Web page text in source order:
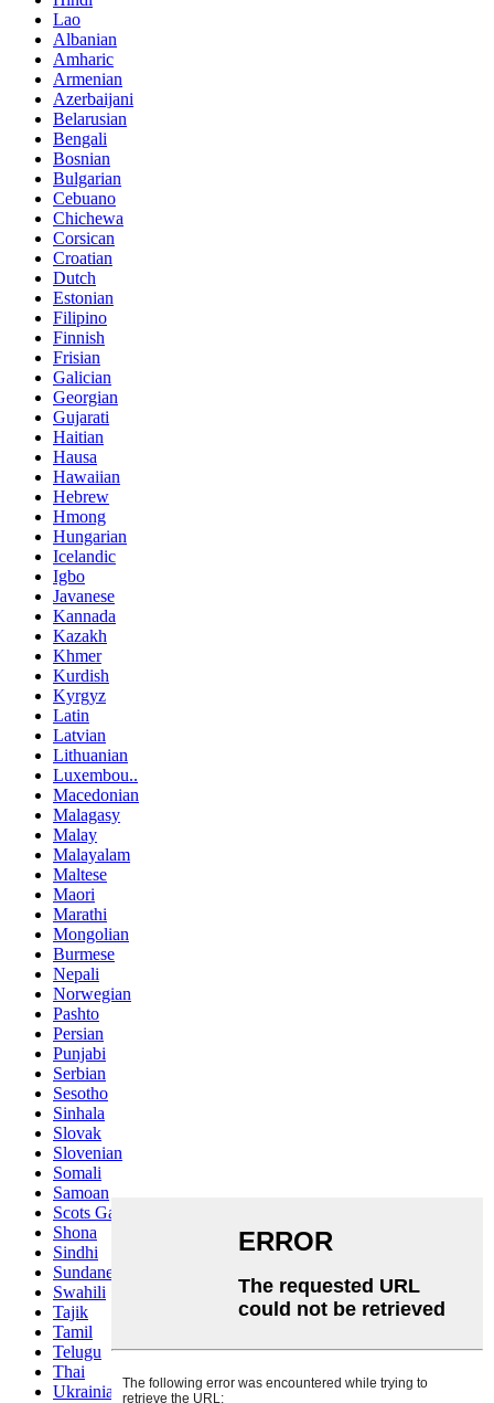
Lao
Albanian
Amharic
Armenian
Azerbaijani
Belarusian
Bengali
Bosnian
Bulgarian
Cebuano
Chichewa
Corsican
Croatian
Dutch
Estonian
Filipino
Finnish
Frisian
Galician
Georgian
Gujarati
Haitian
Hausa
Hawaiian
Hebrew
Hmong
Hungarian
Icelandic
Igbo
Javanese
Kannada
Kazakh
Khmer
Kurdish
Kyrgyz
Latin
Latvian
Lithuanian
Luxembou..
Macedonian
Malagasy
Malay
Malayalam
Maltese
Maori
Marathi
Mongolian
Burmese
Nepali
Norwegian
Pashto
Persian
Punjabi
Serbian
Sesotho
Sinhala
Slovak
Slovenian
Somali
Samoan
Scots Gaelic
Shona
Sindhi
Sundanese
Swahili
Tajik
Tamil
Telugu
Thai
Ukrainian